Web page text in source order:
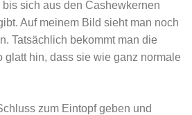
sich aus den Cashewkernen
Auf meinem Bild sieht man noch
Tatsächlich bekommt man die
glatt hin, dass sie wie ganz normale
zum Eintopf geben und